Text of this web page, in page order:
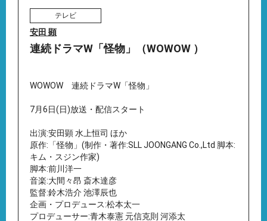
テレビ
安田 顕
連続ドラマW「怪物」（WOWOW ）
WOWOW 連続ドラマW「怪物」
7月6日(日)放送・配信スタート
出演:安田顕 水上恒司 ほか
原作:「怪物」(制作・著作:SLL JOONGANG Co.,Ltd 脚本:
キム・スジン作家)
脚本:前川洋一
音楽:大間々昂 斎木達彦
監督:鈴木浩介 池澤辰也
企画・プロデュース:松本太一
プロデューサー:⻘木泰憲 元信克則 河添太